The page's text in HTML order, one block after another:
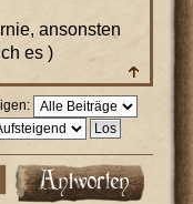
ansonsten
es )